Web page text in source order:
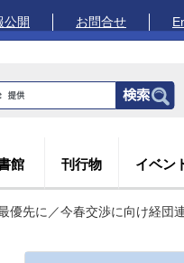
公開 お問合せ
館 刊行物 イベン
優先に／今春交渉に向け経団